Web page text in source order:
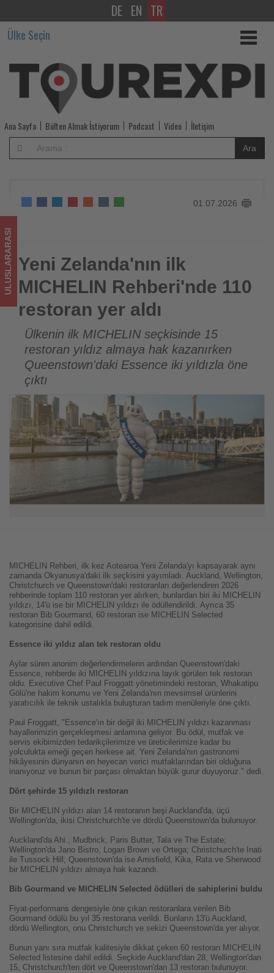
Yeni
Zelanda'nın
ilk
MICHELIN
Rehberi'nde
110
restoran
yer
aldı
-
Tourexpi,
sizler
için
turizmde
olup
bitenleri
takip
ediyor!
DE EN TR
Ülke Seçin
Ana Sayfa Bülten Almak İstiyorum Podcast Video İletişim
Ara
01.07.2026
Yeni Zelanda'nın ilk MICHELIN Rehberi'nde 110 restoran yer
aldı
ULUSLARARASI Yeni Zelanda'nın ilk
MICHELIN Rehberi'nde 110
restoran yer aldı
Ülkenin ilk MICHELIN seçkisinde 15
restoran yıldız almaya hak kazanırken
Queenstown'daki Essence iki yıldızla öne
çıktı
MICHELIN Rehberi, ilk kez Aotearoa Yeni Zelanda'yı kapsayarak aynı
zamanda Okyanusya'daki ilk seçkisini yayımladı. Auckland, Wellington,
Christchurch ve Queenstown'daki restoranları değerlendiren 2026
rehberinde toplam 110 restoran yer alırken, bunlardan biri iki MICHELIN
yıldızı, 14'ü ise bir MICHELIN yıldızı ile ödüllendirildi. Ayrıca 35
restoran Bib Gourmand, 60 restoran ise MICHELIN Selected
kategorisine dahil edildi.
Essence iki yıldız alan tek restoran oldu
Aylar süren anonim değerlendirmelerin ardından Queenstown'daki
Essence, rehberde iki MICHELIN yıldızına layık görülen tek restoran
oldu. Executive Chef Paul Froggatt yönetimindeki restoran, Whakatipu
Gölü'ne hakim konumu ve Yeni Zelanda'nın mevsimsel ürünlerini
yaratıcılık ile teknik ustalıkla buluşturan tadım menüleriyle öne çıktı.
Paul Froggatt, "Essence'ın bir değil iki MICHELIN yıldızı kazanması
hayallerimizin gerçekleşmesi anlamına geliyor. Bu ödül, mutfak ve
servis ekibimizden tedarikçilerimize ve üreticilerimize kadar bu
yolculukta emeği geçen herkese ait. Yeni Zelanda'nın gastronomi
hikâyesinin dünyanın en heyecan verici mutfaklarından biri olduğuna
inanıyoruz ve bunun bir parçası olmaktan büyük gurur duyuyoruz." dedi.
Dört şehirde 15 yıldızlı restoran
Bir MICHELIN yıldızı alan 14 restoranın beşi Auckland'da, üçü
Wellington'da, ikisi Christchurch'te ve dördü Queenstown'da bulunuyor.
Auckland'da Ahi., Mudbrick, Paris Butter, Tala ve The Estate;
Wellington'da Jano Bistro, Logan Brown ve Ortega; Christchurch'te Inati
ile Tussock Hill; Queenstown'da ise Amisfield, Kika, Rata ve Sherwood
bir MICHELIN yıldızı almaya hak kazandı.
Bib Gourmand ve MICHELIN Selected ödülleri de sahiplerini buldu
Fiyat-performans dengesiyle öne çıkan restoranlara verilen Bib
Gourmand ödülü bu yıl 35 restorana verildi. Bunların 13'ü Auckland,
dördü Wellington, onu Christchurch ve sekizi Queenstown'da yer alıyor.
Bunun yanı sıra mutfak kalitesiyle dikkat çeken 60 restoran MICHELIN
Selected listesine dahil edildi. Seçkide Auckland'dan 28, Wellington'dan
15, Christchurch'ten dört ve Queenstown'dan 13 restoran bulunuyor.